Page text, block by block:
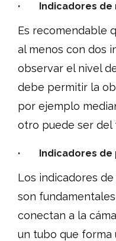
· Indicadores de
Es recomendable
al menos con dos
observar el nivel
debe permitir la
por ejemplo
otro puede ser del
· Indicadores de
Los indicadores
son
conectan a la
un tubo que forma